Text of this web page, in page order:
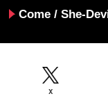
Come / She-
X